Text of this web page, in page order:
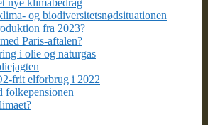
nye klimabedrag
og biodiversitetsnødsituationen
fra 2023?
Paris-aftalen?
i olie og naturgas
frit elforbrug i 2022
folkepensionen